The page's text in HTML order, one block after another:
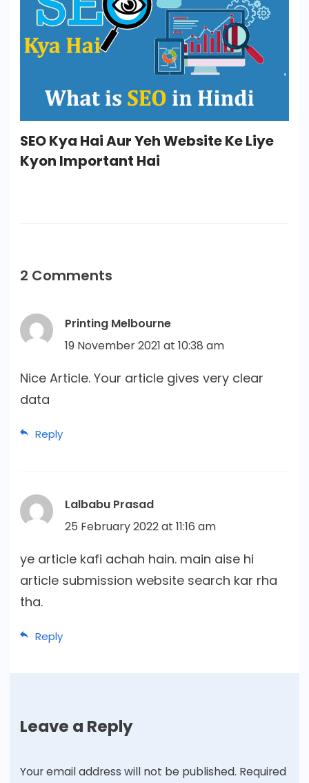
SEO Kya Hai Aur Yeh Website Ke Liye
Kyon Important Hai
2 Comments
Printing Melbourne
19 November 2021 at 10:38 am
Nice Article. Your article gives very clear
data
Reply
Lalbabu Prasad
25 February 2022 at 11:16 am
ye article kafi achah hain. main aise hi
article submission website search kar rha
tha.
Reply
Leave a Reply
Your email address will not be published. Required